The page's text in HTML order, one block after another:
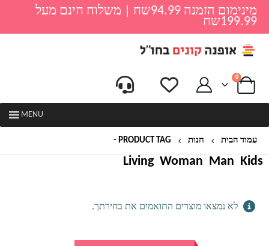
מינימום הזמנה 94.99שח | משלוח חינם מעל
199.99שח
0
MENU
עמוד הבית חנות PRODUCT TAG -
Kids
Man
Woman
Living
לא נמצאו מוצרים התואמים את בחירתך.